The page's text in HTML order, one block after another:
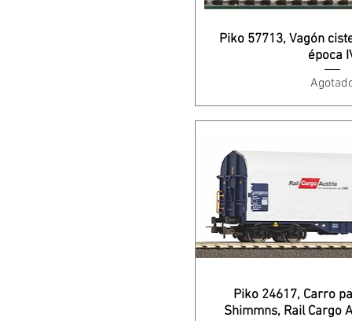
Piko 57713, Vagón
época
Piko 24617, Carro
Shimmns, Rail Cargo